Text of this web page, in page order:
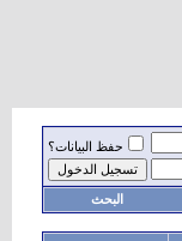
حفظ البيانات؟
البحث